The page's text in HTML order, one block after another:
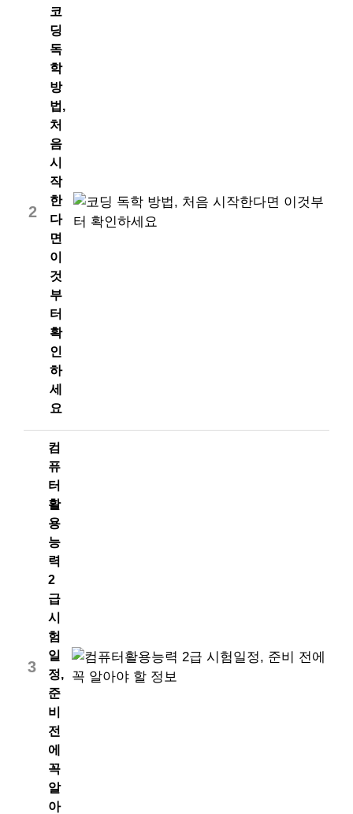
2
코
딩
독
학
방
법,
처
음
시
작
한
다
면
이
것
부
터
확
인
하
세
요
3
컴
퓨
터
활
용
능
력
2
급
시
험
일
정,
준
비
전
에
꼭
알
아